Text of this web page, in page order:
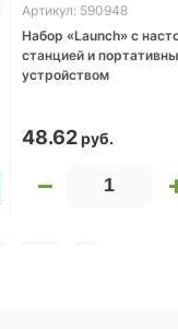
Артикул: 590948
Набор «Launch» с
станцией и
устройством
48.62